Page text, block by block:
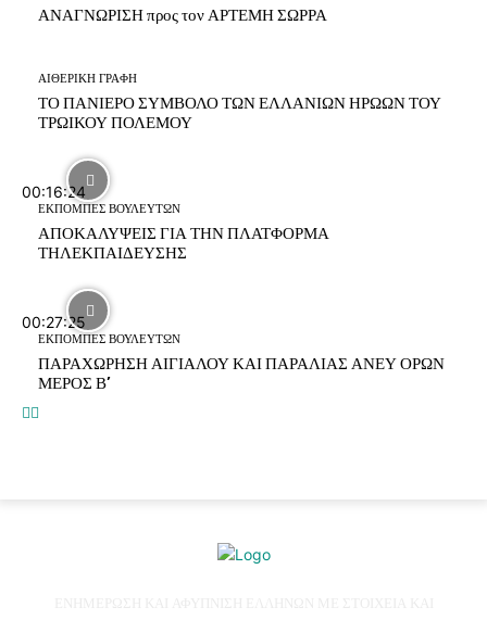
ΑΝΑΓΝΩΡΙΣΗ προς τον ΑΡΤΕΜΗ ΣΩΡΡΑ
ΑΙΘΕΡΙΚΗ ΓΡΑΦΗ
ΤΟ ΠΑΝΙΕΡΟ ΣΥΜΒΟΛΟ ΤΩΝ ΕΛΛΑΝΙΩΝ ΗΡΩΩΝ ΤΟΥ
ΤΡΩΙΚΟΥ ΠΟΛΕΜΟΥ
00:16:24
ΕΚΠΟΜΠΕΣ ΒΟΥΛΕΥΤΩΝ
ΑΠΟΚΑΛΥΨΕΙΣ ΓΙΑ ΤΗΝ ΠΛΑΤΦΟΡΜΑ
ΤΗΛΕΚΠΑΙΔΕΥΣΗΣ
00:27:25
ΕΚΠΟΜΠΕΣ ΒΟΥΛΕΥΤΩΝ
ΠΑΡΑΧΩΡΗΣΗ ΑΙΓΙΑΛΟΥ ΚΑΙ ΠΑΡΑΛΙΑΣ ΑΝΕΥ ΟΡΩΝ
ΜΕΡΟΣ Β’